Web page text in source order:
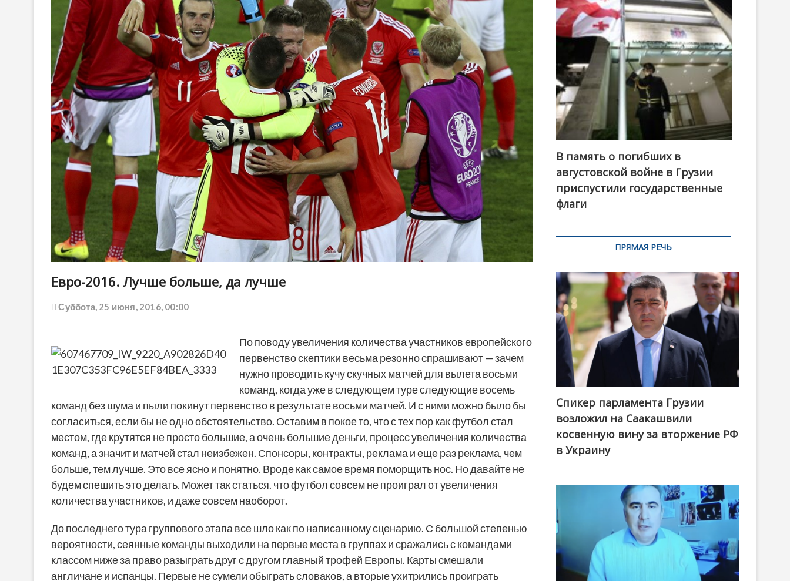
o
n
Евро-2016. Лучше больше, да лучше
Суббота, 25 июня, 2016, 00:00
По поводу увеличения количества участников европейского
первенство скептики весьма резонно спрашивают — зачем
нужно проводить кучу скучных матчей для вылета восьми
команд, когда уже в следующем туре следующие восемь
команд без шума и пыли покинут первенство в результате восьми матчей. И с ними можно было бы
согласиться, если бы не одно обстоятельство. Оставим в покое то, что с тех пор как футбол стал
местом, где крутятся не просто большие, а очень большие деньги, процесс увеличения количества
команд, а значит и матчей стал неизбежен. Спонсоры, контракты, реклама и еще раз реклама, чем
больше, тем лучше. Это все ясно и понятно. Вроде как самое время поморщить нос. Но давайте не
будем спешить это делать. Может так статься. что футбол совсем не проиграл от увеличения
количества участников, и даже совсем наоборот.
До последнего тура группового этапа все шло как по написанному сценарию. С большой степенью
вероятности, сеянные команды выходили на первые места в группах и сражались с командами
классом ниже за право разыграть друг с другом главный трофей Европы. Карты смешали
англичане и испанцы. Первые не сумели обыграть словаков, а вторые ухитрились проиграть
В память о погибших в
августовской войне в Грузии
приспустили государственные
флаги
ПРЯМАЯ РЕЧЬ
Спикер парламента Грузии
возложил на Саакашвили
косвенную вину за вторжение РФ
в Украину